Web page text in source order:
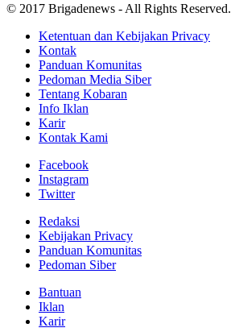
© 2017 Brigadenews - All Rights Reserved.
Ketentuan dan Kebijakan Privacy
Kontak
Panduan Komunitas
Pedoman Media Siber
Tentang Kobaran
Info Iklan
Karir
Kontak Kami
Facebook
Instagram
Twitter
Redaksi
Kebijakan Privacy
Panduan Komunitas
Pedoman Siber
Bantuan
Iklan
Karir